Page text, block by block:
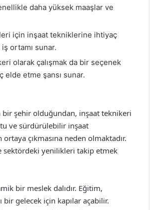
daha yüksek maaşlar ve
için inşaat tekniklerine ihtiyaç
ortamı sunar.
olarak çalışmak da bir seçenek
elde etme şansı sunar.
şehir olduğundan, inşaat teknikeri
ve sürdürülebilir inşaat
çıkmasına neden olmaktadır.
sektördeki yenilikleri takip etmek
bir meslek dalıdır. Eğitim,
gelecek için kapılar açabilir.